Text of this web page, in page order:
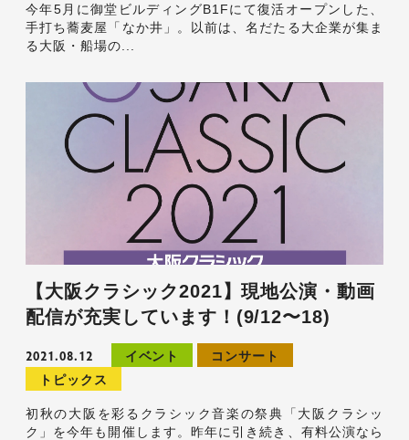
今年5月に御堂ビルディングB1Fにて復活オープンした、
手打ち蕎麦屋「なか井」。以前は、名だたる大企業が集ま
る大阪・船場の...
【大阪クラシック2021】現地公演・動画
配信が充実しています！(9/12〜18)
2021.08.12 イベント
コンサート
トピックス
初秋の大阪を彩るクラシック音楽の祭典「大阪クラシッ
ク」を今年も開催します。昨年に引き続き、有料公演なら